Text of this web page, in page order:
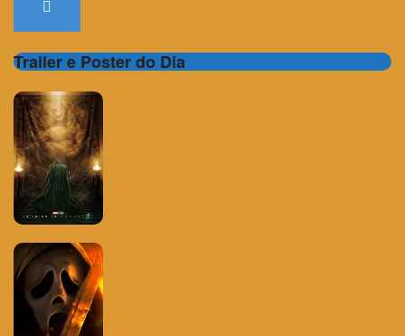
Trailer e Poster do Dia